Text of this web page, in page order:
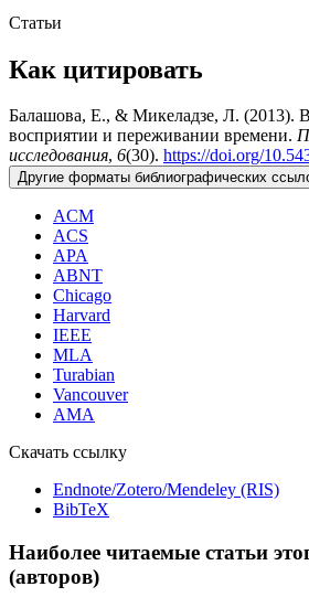
Статьи
Как цитировать
Балашова, Е., & Микеладзе, Л. (2013).
восприятии и переживании времени.
исследования, 6(30). https://doi.org/
Другие форматы библиографических
ACM
ACS
APA
ABNT
Chicago
Harvard
IEEE
MLA
Turabian
Vancouver
AMA
Скачать ссылку
Endnote/Zotero/Mendeley (RIS)
BibTeX
Наиболее читаемые статьи
(авторов)